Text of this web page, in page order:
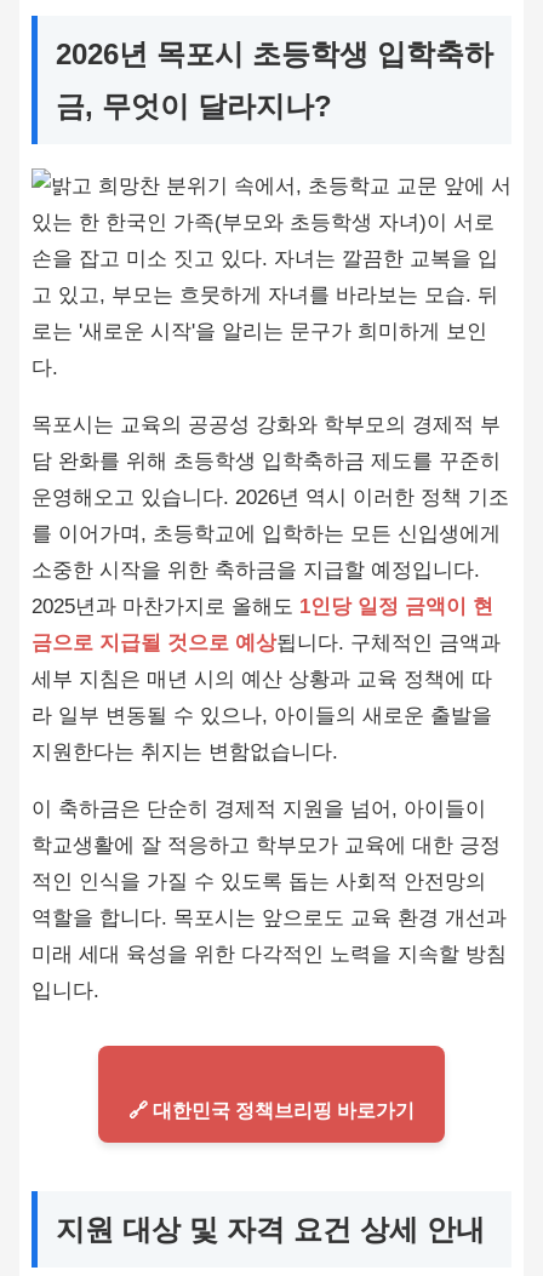
2026년 목포시 초등학생 입학축하
금, 무엇이 달라지나?
목포시는 교육의 공공성 강화와 학부모의 경제적 부
담 완화를 위해 초등학생 입학축하금 제도를 꾸준히
운영해오고 있습니다. 2026년 역시 이러한 정책 기조
를 이어가며, 초등학교에 입학하는 모든 신입생에게
소중한 시작을 위한 축하금을 지급할 예정입니다.
2025년과 마찬가지로 올해도 1인당 일정 금액이 현
금으로 지급될 것으로 예상됩니다. 구체적인 금액과
세부 지침은 매년 시의 예산 상황과 교육 정책에 따
라 일부 변동될 수 있으나, 아이들의 새로운 출발을
지원한다는 취지는 변함없습니다.
이 축하금은 단순히 경제적 지원을 넘어, 아이들이
학교생활에 잘 적응하고 학부모가 교육에 대한 긍정
적인 인식을 가질 수 있도록 돕는 사회적 안전망의
역할을 합니다. 목포시는 앞으로도 교육 환경 개선과
미래 세대 육성을 위한 다각적인 노력을 지속할 방침
입니다.
🔗 대한민국 정책브리핑 바로가기
지원 대상 및 자격 요건 상세 안내